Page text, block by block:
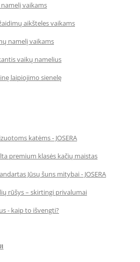
vaikams
aikšteles vaikams
namelį vaikams
vaikų namelius
laipiojimo sienelę
katėms - JOSERA
premium klasės kačių maistas
Jūsų šuns mitybai - JOSERA
rūšys – skirtingi privalumai
- kaip to išvengti?